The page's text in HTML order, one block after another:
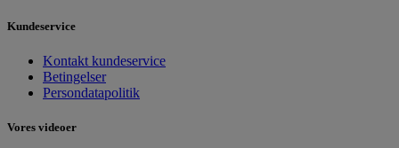
Kundeservice
Kontakt kundeservice
Betingelser
Persondatapolitik
Vores videoer